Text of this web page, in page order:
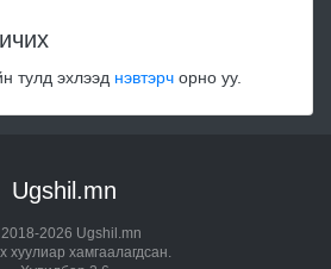
тулд эхлээд нэвтэрч орно уу.
Ugshil.mn
2026 Ugshil.mn
хуулиар хамгаалагдсан.